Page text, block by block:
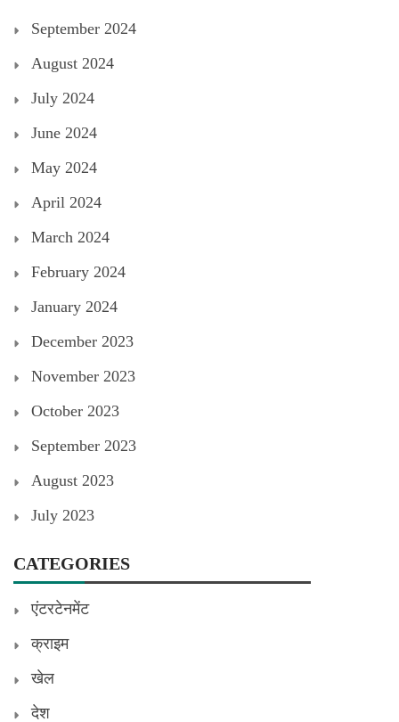
September 2024
August 2024
July 2024
June 2024
May 2024
April 2024
March 2024
February 2024
January 2024
December 2023
November 2023
October 2023
September 2023
August 2023
July 2023
CATEGORIES
एंटरटेनमेंट
क्राइम
खेल
देश